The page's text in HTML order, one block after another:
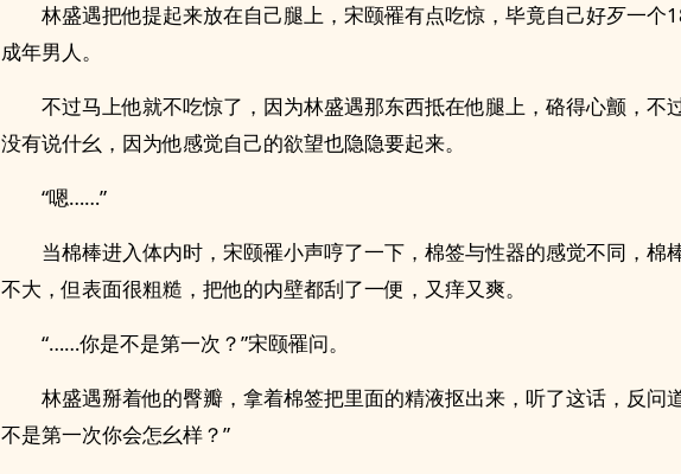
林盛遇把他提起来放在自己腿上，宋颐罹有点吃惊，毕竟自己好歹一个
成年男人。
不过马上他就不吃惊了，因为林盛遇那东西抵在他腿上，硌得心颤，不
没有说什幺，因为他感觉自己的欲望也隐隐要起来。
“嗯……”
当棉棒进入体内时，宋颐罹小声哼了一下，棉签与性器的感觉不同，棉
不大，但表面很粗糙，把他的内壁都刮了一便，又痒又爽。
“……你是不是第一次？”宋颐罹问。
林盛遇掰着他的臀瓣，拿着棉签把里面的‎精‎液‍‎‎抠出来，听了这话，反问
不是第一次你会怎幺样？”